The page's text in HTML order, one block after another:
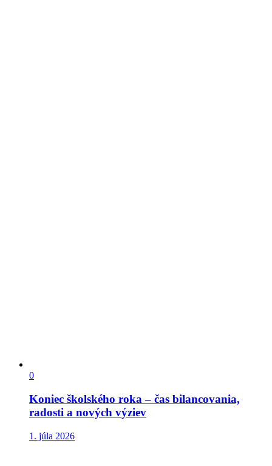
0
Koniec školského roka – čas bilancovania,
radosti a nových výziev
1. júla 2026